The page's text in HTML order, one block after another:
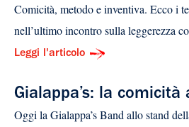
Comicità, metodo e inventiva. Ecco i
nell’ultimo incontro sulla leggerezza
Leggi l'articolo
Gialappa’s: la comicità
Oggi la Gialappa’s Band allo stand